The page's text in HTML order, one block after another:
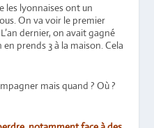
les lyonnaises ont un
On va voir le premier
dernier, on avait gagné
prends 3 à la maison. Cela
mais quand ? Où ?